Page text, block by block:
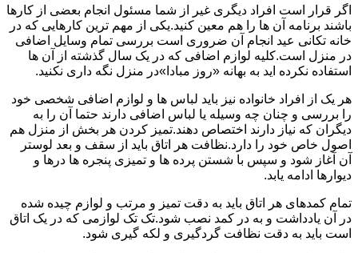
اگر قرار است افراد دیگری غیر از شما مسئول انجام بعضی از کارها
باشند برنامه آن ها را هم معین کنید.یکی از مهم ترین کارهایی که در
خانه تکانی عید انجام آن ضروری است بررسی تمام وسایل اضافی
در منزل است.کلیه لوازم اضافی که در یک سال گذشته از آن ها
استفاده نکرده اید به بهانه «روز مبادا»در منزل نگه داری نکنید.
هر یک از افراد خانواده نیز باید لباس ها و لوازم اضافی شخصی خود
را بررسی و چنان چه وسیله یا لباس اضافی دارند حتما آن را به
دیگران که نیاز دارند اختصاص دهند.تمیز کردن هر بخش از منزل هم
اصول خاص خود را دارد.نظافت هر اتاق باید از سقف و بعد لوستر
آن آغاز شود و سپس با شستن پرده ها و تمیزی پنجره ها درها و
دیوارها ادامه یابد.
تمام کمدهای هر اتاق باید به دقت تمیز و مرتب و لوازم چیده شده
در آن یادداشت و به در کمد نصب شود.تک تک لوازمی که در یک اتاق
است باید به دقت نظافت گردگیری و لکه گیری شود.